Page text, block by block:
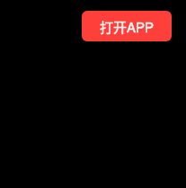
打开APP